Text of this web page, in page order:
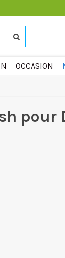
OCCASION
pour